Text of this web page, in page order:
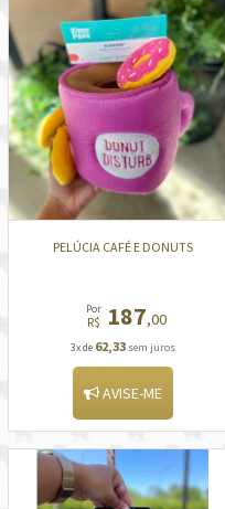
PELÚCIA CAFÉ E DONUTS
Por
R$ 187,00
3x de 62,33 sem juros
AVISE-ME